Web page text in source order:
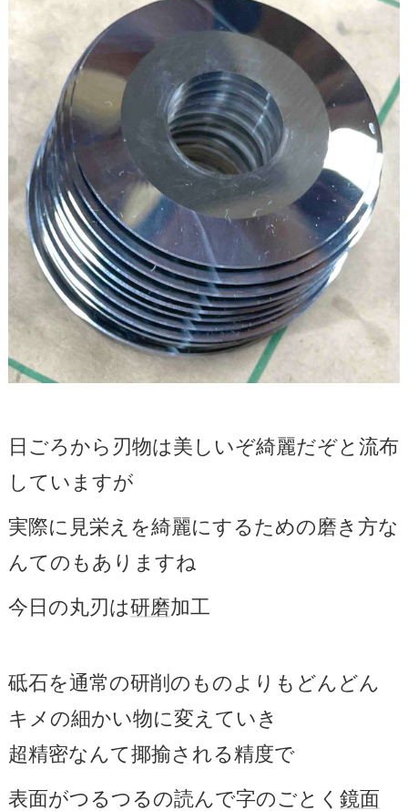
日ごろから刃物は美しいぞ綺麗だぞと流布
していますが
実際に見栄えを綺麗にするための磨き方な
んてのもありますね
今日の丸刃は研磨加工
砥石を通常の研削のものよりもどんどん
キメの細かい物に変えていき
超精密なんて揶揄される精度で
表面がつるつるの読んで字のごとく 鏡面